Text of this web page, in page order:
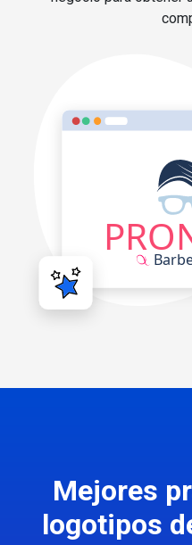
Mejores
logotipos